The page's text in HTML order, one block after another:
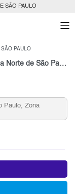
SÃO PAULO
SÃO PAULO
Casas no Jardim São Paulo para Alugar, Zona Norte de São Paulo, SP
Paulo, Zona